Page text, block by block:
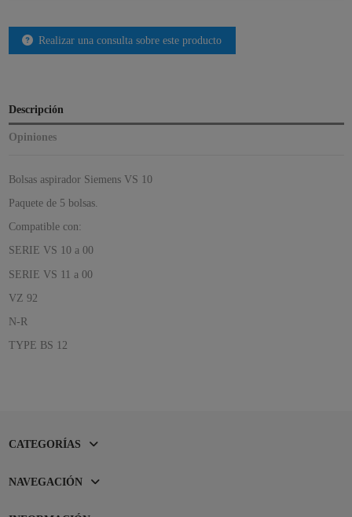
Realizar una consulta sobre este producto
Descripción
Opiniones
Bolsas aspirador Siemens VS 10
Paquete de 5 bolsas.
Compatible con:
SERIE VS 10 a 00
SERIE VS 11 a 00
VZ 92
N-R
TYPE BS 12
CATEGORÍAS
NAVEGACIÓN